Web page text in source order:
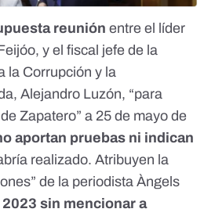
reunión entre el líder
y el fiscal jefe de la
la Corrupción y la
Alejandro Luzón, “para
Zapatero” a 25 de mayo de
aportan pruebas ni indican
realizado. Atribuyen la
de la periodista Àngels
2023 sin mencionar a